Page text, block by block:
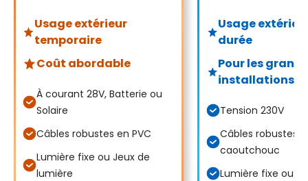
Usage extérieur
temporaire
Coût abordable
À courant 28V, Batterie ou
Solaire
Câbles robustes en PVC
Lumière fixe ou Jeux de
lumière
Usage
durée
Pour les
installations
Tension 230V
Câbles robustes
caoutchouc
Lumière fixe ou